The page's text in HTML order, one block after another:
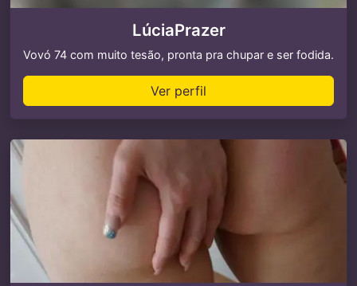
LúciaPrazer
Vovó 74 com muito tesão, pronta pra chupar e ser fodida.
Ver perfil